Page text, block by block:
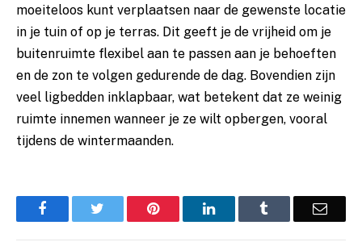
moeiteloos kunt verplaatsen naar de gewenste locatie
in je tuin of op je terras. Dit geeft je de vrijheid om je
buitenruimte flexibel aan te passen aan je behoeften
en de zon te volgen gedurende de dag. Bovendien zijn
veel ligbedden inklapbaar, wat betekent dat ze weinig
ruimte innemen wanneer je ze wilt opbergen, vooral
tijdens de wintermaanden.
Facebook Pinterest LinkedIn Email